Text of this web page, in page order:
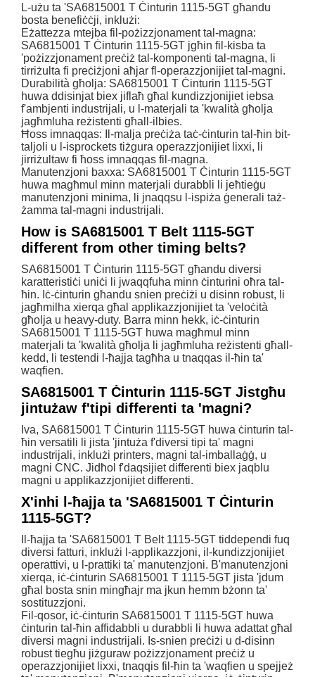
L-użu ta 'SA6815001 T Ċinturin 1115-5GT għandu
bosta benefiċċji, inklużi:
Eżattezza mtejba fil-pożizzjonament tal-magna:
SA6815001 T Ċinturin 1115-5GT jgħin fil-kisba ta
'pożizzjonament preċiż tal-komponenti tal-magna, li
tirriżulta fi preċiżjoni aħjar fl-operazzjonijiet tal-magni.
Durabilità għolja: SA6815001 T Ċinturin 1115-5GT
huwa ddisinjat biex jiflaħ għal kundizzjonijiet iebsa
f'ambjenti industrijali, u l-materjali ta 'kwalità għolja
jagħmluha reżistenti għall-ilbies.
Ħoss imnaqqas: Il-malja preċiża taċ-ċinturin tal-ħin bit-
taljoli u l-isprockets tiżgura operazzjonijiet lixxi, li
jirriżultaw fi ħoss imnaqqas fil-magna.
Manutenzjoni baxxa: SA6815001 T Ċinturin 1115-5GT
huwa magħmul minn materjali durabbli li jeħtieġu
manutenzjoni minima, li jnaqqsu l-ispiża ġenerali taż-
żamma tal-magni industrijali.
How is SA6815001 T Belt 1115-5GT
different from other timing belts?
SA6815001 T Ċinturin 1115-5GT għandu diversi
karatteristiċi uniċi li jwaqqfuha minn ċinturini oħra tal-
ħin. Iċ-ċinturin għandu snien preċiżi u disinn robust, li
jagħmilha xierqa għal applikazzjonijiet ta 'veloċità
għolja u heavy-duty. Barra minn hekk, iċ-ċinturin
SA6815001 T 1115-5GT huwa magħmul minn
materjali ta 'kwalità għolja li jagħmluha reżistenti għall-
kedd, li testendi l-ħajja tagħha u tnaqqas il-ħin ta'
waqfien.
SA6815001 T Ċinturin 1115-5GT Jistgħu
jintużaw f'tipi differenti ta 'magni?
Iva, SA6815001 T Ċinturin 1115-5GT huwa ċinturin tal-
ħin versatili li jista 'jintuża f'diversi tipi ta' magni
industrijali, inklużi printers, magni tal-imballaġġ, u
magni CNC. Jidħol f'daqsijiet differenti biex jaqblu
magni u applikazzjonijiet differenti.
X'inhi l-ħajja ta 'SA6815001 T Ċinturin
1115-5GT?
Il-ħajja ta 'SA6815001 T Belt 1115-5GT tiddependi fuq
diversi fatturi, inklużi l-applikazzjoni, il-kundizzjonijiet
operattivi, u l-prattiki ta' manutenzjoni. B'manutenzjoni
xierqa, iċ-ċinturin SA6815001 T 1115-5GT jista 'jdum
għal bosta snin mingħajr ma jkun hemm bżonn ta'
sostituzzjoni.
Fil-qosor, iċ-ċinturin SA6815001 T 1115-5GT huwa
ċinturin tal-ħin affidabbli u durabbli li huwa adattat għal
diversi magni industrijali. Is-snien preċiżi u d-disinn
robust tiegħu jiżguraw pożizzjonament preċiż u
operazzjonijiet lixxi, tnaqqis fil-ħin ta 'waqfien u spejjeż